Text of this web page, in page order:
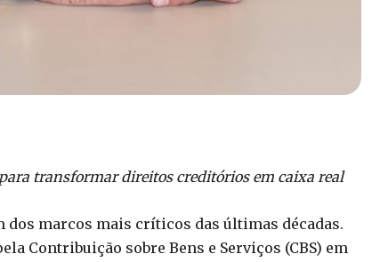
transformar direitos creditórios em caixa real
marcos mais críticos das últimas décadas.
Contribuição sobre Bens e Serviços (CBS) em